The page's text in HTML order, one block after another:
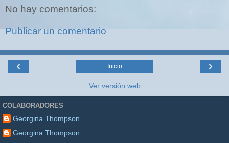
No hay comentarios:
Publicar un comentario
‹ ›
Inicio
Ver versión web
COLABORADORES
Georgina Thompson
Georgina Thompson